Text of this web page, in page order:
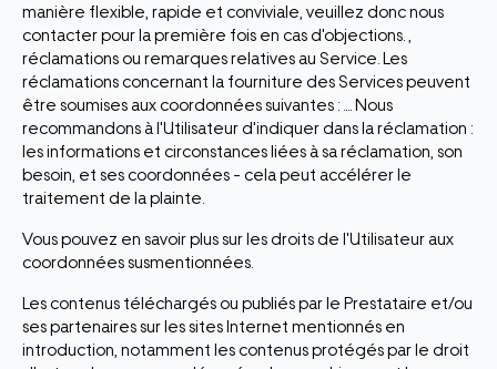
manière flexible, rapide et conviviale, veuillez donc nous
contacter pour la première fois en cas d'objections. ,
réclamations ou remarques relatives au Service. Les
réclamations concernant la fourniture des Services peuvent
être soumises aux coordonnées suivantes : .... Nous
recommandons à l'Utilisateur d'indiquer dans la réclamation :
les informations et circonstances liées à sa réclamation, son
besoin, et ses coordonnées - cela peut accélérer le
traitement de la plainte.
Vous pouvez en savoir plus sur les droits de l'Utilisateur aux
coordonnées susmentionnées.
Les contenus téléchargés ou publiés par le Prestataire et/ou
ses partenaires sur les sites Internet mentionnés en
introduction, notamment les contenus protégés par le droit